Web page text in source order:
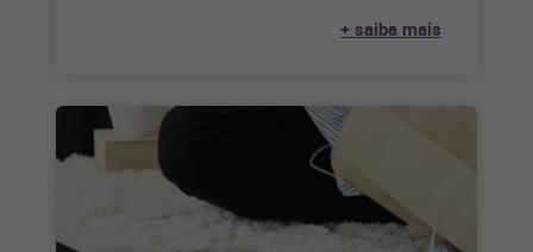
+ saiba mais